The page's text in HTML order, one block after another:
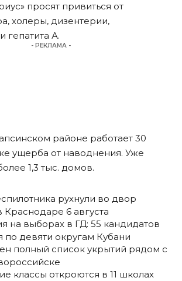
просят привиться от
холеры, дизентерии,
гепатита А.
- РЕКЛАМА -
районе работает 30
ущерба от наводнения. Уже
1,3 тыс. домов.
рухнули во двор
Краснодаре 6 августа
на выборах в ГД: 55 кандидатов
по девяти округам Кубани
полный список укрытий рядом с
классы откроются в 11 школах